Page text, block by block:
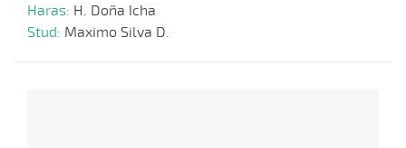
Haras: H. Doña Icha
Stud: Maximo Silva D.